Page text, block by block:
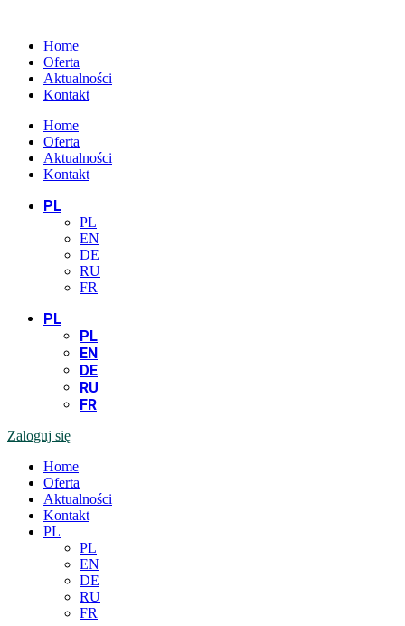
Home
Oferta
Aktualności
Kontakt
Home
Oferta
Aktualności
Kontakt
PL
PL
EN
DE
RU
FR
PL
PL
EN
DE
RU
FR
Zaloguj się
Home
Oferta
Aktualności
Kontakt
PL
PL
EN
DE
RU
FR